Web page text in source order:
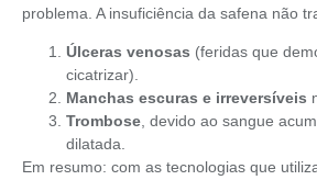
problema. A insuficiência da safena não
Úlceras venosas (feridas que
cicatrizar).
Manchas escuras e irreversíveis
Trombose, devido ao sangue
dilatada.
Em resumo: com as tecnologias que